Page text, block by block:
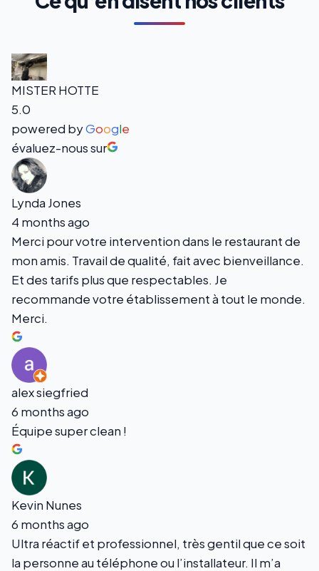
MISTER HOTTE
5.0
powered byGoogle
évaluez-nous sur
Lynda Jones
4 months ago
Merci pour votre intervention dans le restaurant de
mon amis. Travail de qualité, fait avec bienveillance.
Et des tarifs plus que respectables. Je
recommande votre établissement à tout le monde.
Merci.
alex siegfried
6 months ago
Équipe super clean !
Kevin Nunes
6 months ago
Ultra réactif et professionnel, très gentil que ce soit
la personne au téléphone ou l’installateur. Il m’a